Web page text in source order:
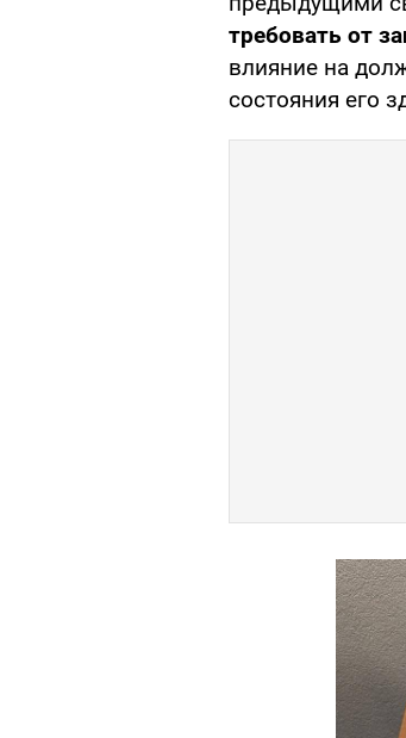
требовать от
влияние на
состояния его